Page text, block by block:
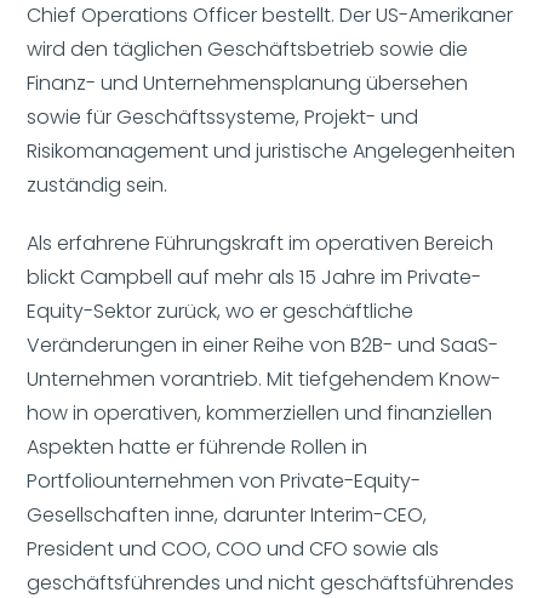
Chief Operations Officer bestellt. Der US-Amerikaner
wird den täglichen Geschäftsbetrieb sowie die
Finanz- und Unternehmensplanung übersehen
sowie für Geschäftssysteme, Projekt- und
Risikomanagement und juristische Angelegenheiten
zuständig sein.
Als erfahrene Führungskraft im operativen Bereich
blickt Campbell auf mehr als 15 Jahre im Private-
Equity-Sektor zurück, wo er geschäftliche
Veränderungen in einer Reihe von B2B- und SaaS-
Unternehmen vorantrieb. Mit tiefgehendem Know-
how in operativen, kommerziellen und finanziellen
Aspekten hatte er führende Rollen in
Portfoliounternehmen von Private-Equity-
Gesellschaften inne, darunter Interim-CEO,
President und COO, COO und CFO sowie als
geschäftsführendes und nicht geschäftsführendes